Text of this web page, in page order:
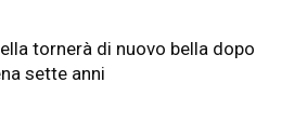
tornerà di nuovo bella dopo
sette anni